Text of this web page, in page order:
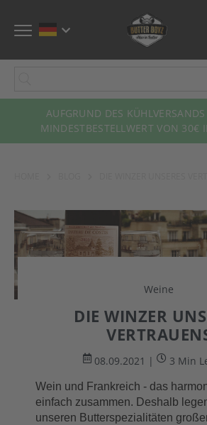
AUFGRUND DES
MINDESTBESTELLWERT VON 30€
Weine
DIE WINZER
08.09.2021 | 3 Min
Wein und Frankreich - das
einfach zusammen. Deshalb
unseren Butterspezialitäten